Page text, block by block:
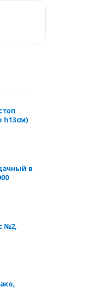
h13см)
в
№2,